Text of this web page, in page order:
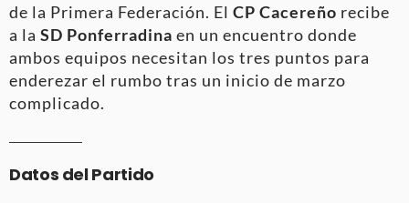
de la Primera Federación. El CP Cacereño recibe
a la SD Ponferradina en un encuentro donde
ambos equipos necesitan los tres puntos para
enderezar el rumbo tras un inicio de marzo
complicado.
Datos del Partido